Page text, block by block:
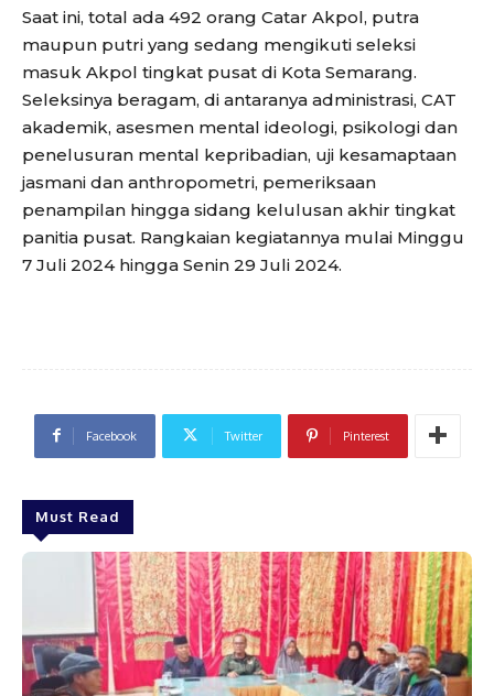
Saat ini, total ada 492 orang Catar Akpol, putra
maupun putri yang sedang mengikuti seleksi
masuk Akpol tingkat pusat di Kota Semarang.
Seleksinya beragam, di antaranya administrasi, CAT
akademik, asesmen mental ideologi, psikologi dan
penelusuran mental kepribadian, uji kesamaptaan
jasmani dan anthropometri, pemeriksaan
penampilan hingga sidang kelulusan akhir tingkat
panitia pusat. Rangkaian kegiatannya mulai Minggu
7 Juli 2024 hingga Senin 29 Juli 2024.
Facebook Twitter Pinterest
Must Read